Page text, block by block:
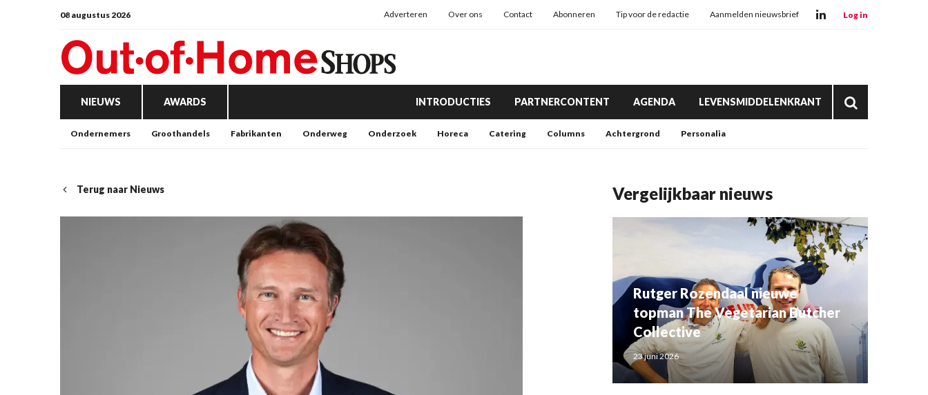
08 augustus 2026 Adverteren Over ons Contact Abonneren Tip voor de redactie Aanmelden nieuwsbrief Log in
NIEUWS AWARDS INTRODUCTIES PARTNERCONTENT AGENDA LEVENSMIDDELENKRANT
Ondernemers Groothandels Fabrikanten Onderweg Onderzoek Horeca Catering Columns Achtergrond Personalia
Terug naar Nieuws Vergelijkbaar nieuws
Rutger Rozendaal nieuwe
topman The Vegetarian Butcher
Collective
23 juni 2026